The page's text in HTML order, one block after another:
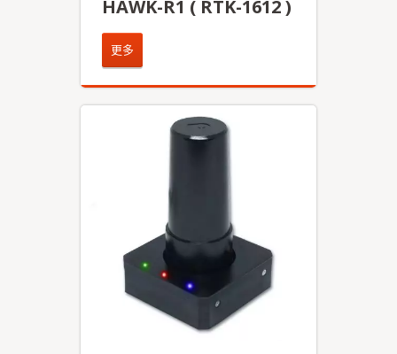
HAWK-R1 ( RTK-1612 )
更多